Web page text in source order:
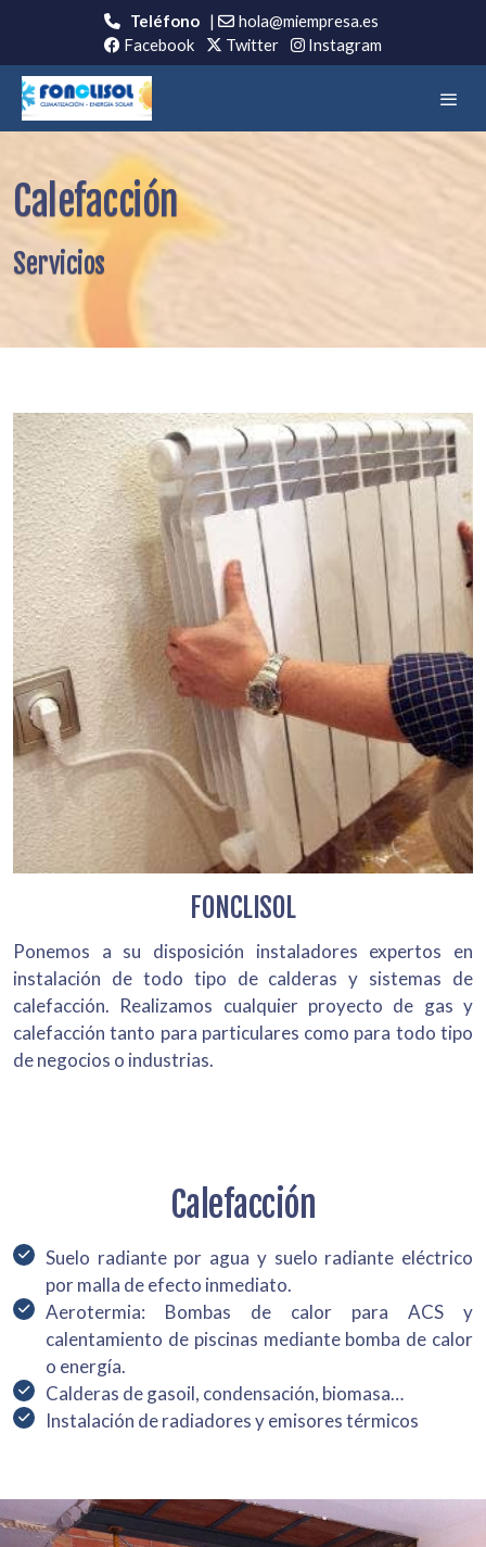
Teléfono|
hola@miempresa.es
Facebook
Twitter Instagram
Calefacción
Servicios
FONCLISOL
Ponemos a su disposición instaladores expertos en
instalación de todo tipo de calderas y sistemas de
calefacción. Realizamos cualquier proyecto de gas y
calefacción tanto para particulares como para todo tipo
de negocios o industrias.
Calefacción
Suelo radiante por agua y suelo radiante eléctrico
por malla de efecto inmediato.
Aerotermia: Bombas de calor para ACS y
calentamiento de piscinas mediante bomba de calor
o energía.
Calderas de gasoil, condensación, biomasa…
Instalación de radiadores y emisores térmicos